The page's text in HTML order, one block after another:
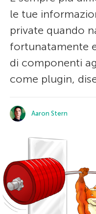
le tue
private quando
fortunatamente
di componenti
come plugin,
Aaron Stern